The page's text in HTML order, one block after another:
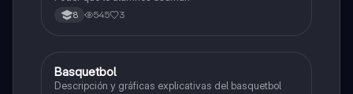
8 545 3
Educación Física
Basquetbol
Descripción y gráficas explicativas del basquetbol